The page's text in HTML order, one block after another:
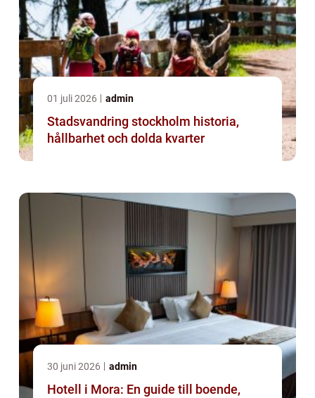
01 juli 2026 admin
Stadsvandring stockholm historia,
hållbarhet och dolda kvarter
30 juni 2026 admin
Hotell i Mora: En guide till boende,